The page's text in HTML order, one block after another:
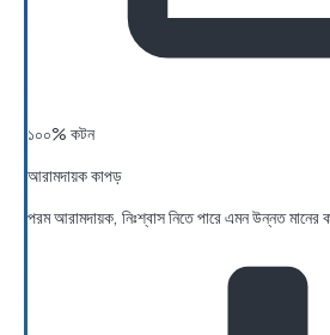
১০০% কটন
আরামদায়ক কাপড়
পরম আরামদায়ক, নিঃশ্বাস নিতে পারে এমন উন্নত